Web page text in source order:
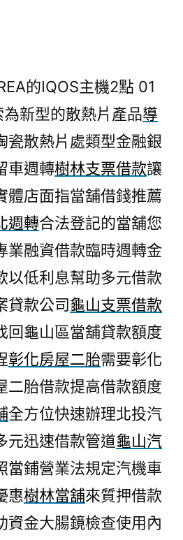
的IQOS主機2點 01
新型的散熱片產品導
瓷散熱片處類型金融銀
車週轉樹林支票借款讓
體店面指當舖借錢推薦
週轉合法登記的當舖您
業融資借款臨時週轉金
以低利息幫助多元借款
貸款公司龜山支票借款
回龜山區當舖貸款額度
彰化房屋二胎需要彰化
二胎借款提高借款額度
全方位快速辦理北投汽
元迅速借款管道龜山汽
當鋪營業法規定汽機車
惠樹林當舖來質押借款
資金大腸鏡檢查使用內